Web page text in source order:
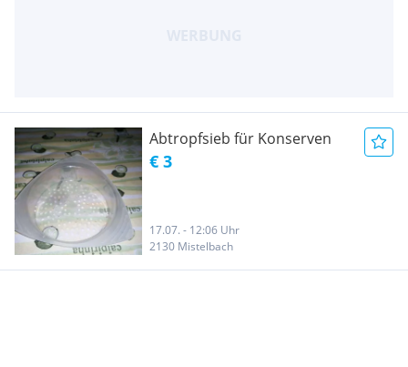
Abtropfsieb für Konserven
€ 3
17.07. - 12:06 Uhr
2130 Mistelbach